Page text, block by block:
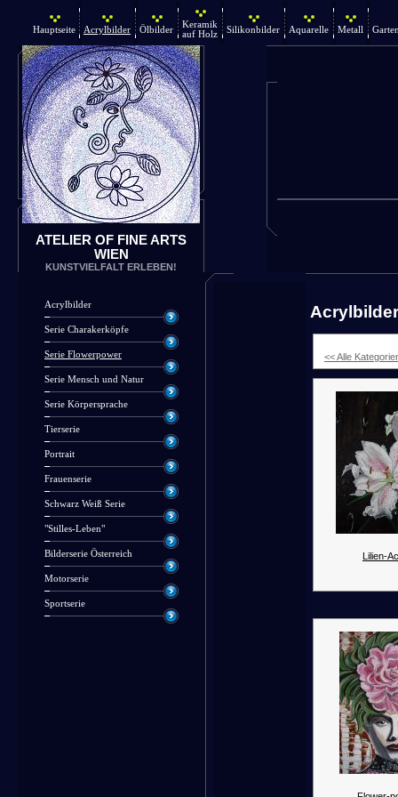
Hauptseite Acrylbilder Ölbilder
Keramik
auf Holz
Silikonbilder Aquarelle Metall
ATELIER OF FINE ARTS
WIEN
KUNSTVIELFALT ERLEBEN!
Acrylbilder
Serie Charakerköpfe
Serie Flowerpower
Serie Mensch und Natur
Serie Körpersprache
Tierserie
Portrait
Frauenserie
Schwarz Weiß Serie
"Stilles-Leben"
Bilderserie Österreich
Motorserie
Sportserie
Acrylbilder
<< Alle
Lilien-